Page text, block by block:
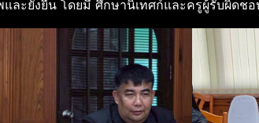
ละยั่งยืน โดยมี ศึกษานิเทศก์และครูผู้รับผิดช